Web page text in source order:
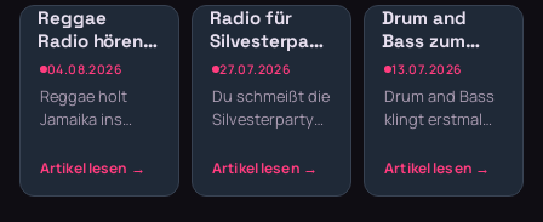
04.08.2026
Reggae
Radio hören:
Jamaican
Vibes und
Dancehall
Reggae holt
Jamaika ins
Der entspannte
27.07.2026
Radio für
Silvesterparty:
Die besten
Sender für
den
Jahreswechsel
Du schmeißt die
Silvesterparty
den ganzen
13.07.2026
Drum and
Bass zum
Lernen:
Konzentration
durch
schnelle
Drum and Bass
klingt erstmal
nicht nach